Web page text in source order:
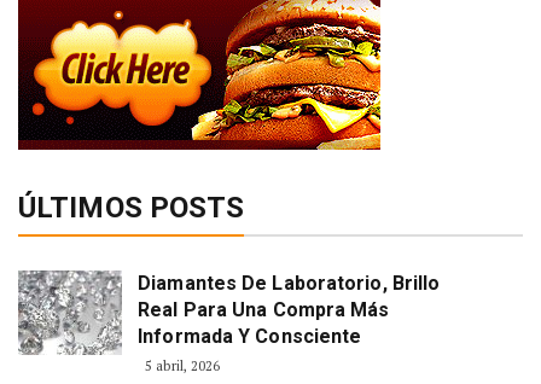
ÚLTIMOS POSTS
Diamantes De Laboratorio, Brillo
Real Para Una Compra Más
Informada Y Consciente
5 abril, 2026